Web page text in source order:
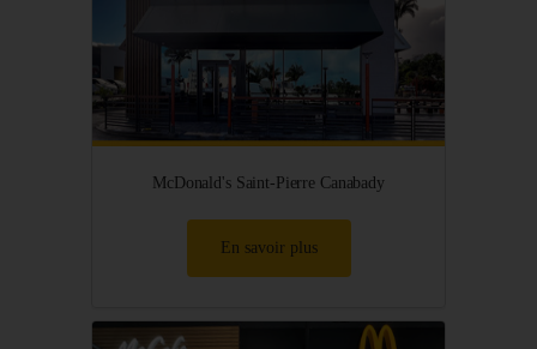
McDonald's Saint-Pierre Canabady
En savoir plus